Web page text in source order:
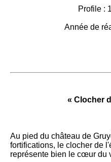
Profile :
Année de
« Clocher
Au pied du château de
fortifications, le clocher de
représente bien le cœur du